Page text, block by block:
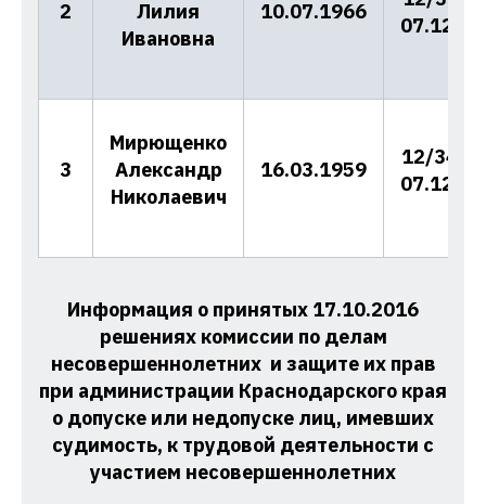
2
Лилия
Ивановна
10.07.1966
3
Мирющенко
Александр
Николаевич
16.03.1959
12/34-д
Информация о принятых 17.10.2016
решениях комиссии по делам
несовершеннолетних и защите их прав
при администрации Краснодарского края
о допуске или недопуске лиц, имевших
судимость, к трудовой деятельности с
участием несовершеннолетних